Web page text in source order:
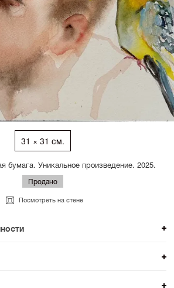
31 × 31 см.
бумага. Уникальное произведение. 2025.
Продано
Посмотреть на стене
произведению мы
подлинности. Для товаров
сертификаты не
вы можете выбрать и